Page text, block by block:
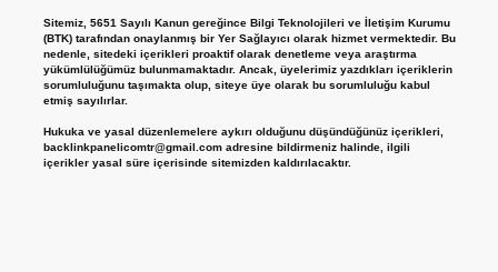
Sitemiz, 5651 Sayılı Kanun gereğince Bilgi Teknolojileri ve İletişim Kurumu
(BTK) tarafından onaylanmış bir Yer Sağlayıcı olarak hizmet vermektedir. Bu
nedenle, sitedeki içerikleri proaktif olarak denetleme veya araştırma
yükümlülüğümüz bulunmamaktadır. Ancak, üyelerimiz yazdıkları içeriklerin
sorumluluğunu taşımakta olup, siteye üye olarak bu sorumluluğu kabul
etmiş sayılırlar.
Hukuka ve yasal düzenlemelere aykırı olduğunu düşündüğünüz içerikleri,
backlinkpanelicomtr@gmail.comadresine bildirmeniz halinde, ilgili
içerikler yasal süre içerisinde sitemizden kaldırılacaktır.